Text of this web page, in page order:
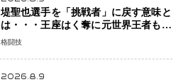
堤聖也選手を「挑戦者」に戻す意味と
は・・・王座はく奪に元世界王者も疑
問符 見たいのは井上拓真選手、那須
格闘技
2026.8.9